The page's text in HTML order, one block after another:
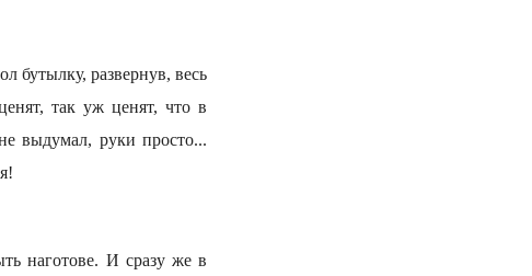
бутылку, развернув, весь
так уж ценят, что в
выдумал, руки просто...
наготове. И сразу же в